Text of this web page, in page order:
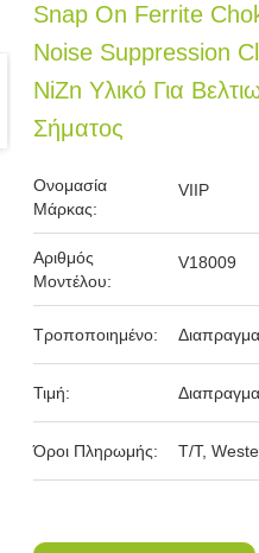
Snap On Ferrite
Noise Suppression
NiZn Υλικό Για
Σήματος
Ονομασία
Μάρκας:
VIIP
Αριθμός
Μοντέλου:
V18009
Τροποποιημένο:
Τιμή:
Όροι Πληρωμής: T/T,